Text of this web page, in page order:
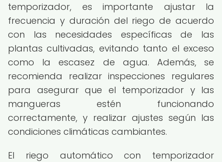
temporizador, es importante ajustar la
frecuencia y duración del riego de acuerdo
con las necesidades específicas de las
plantas cultivadas, evitando tanto el exceso
como la escasez de agua. Además, se
recomienda realizar inspecciones regulares
para asegurar que el temporizador y las
mangueras estén funcionando
correctamente, y realizar ajustes según las
condiciones climáticas cambiantes.
El riego automático con temporizador